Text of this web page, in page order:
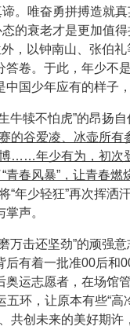
。唯奋勇拼搏造就
的衰老才是更加值
，以钟南山、张伯
答卷。于此，年少
中国少年应有的样子
牛犊不怕虎”的昂扬
的谷爱凌、冰壶所
……年少有为，初次
春风暴”，让青春燃
年少轻狂”再次挥洒
声。
万击还坚劲”的顽强
后有着一批准00后
奥运志愿者，在场馆
五环，让原本有些“
共创未来的美好期